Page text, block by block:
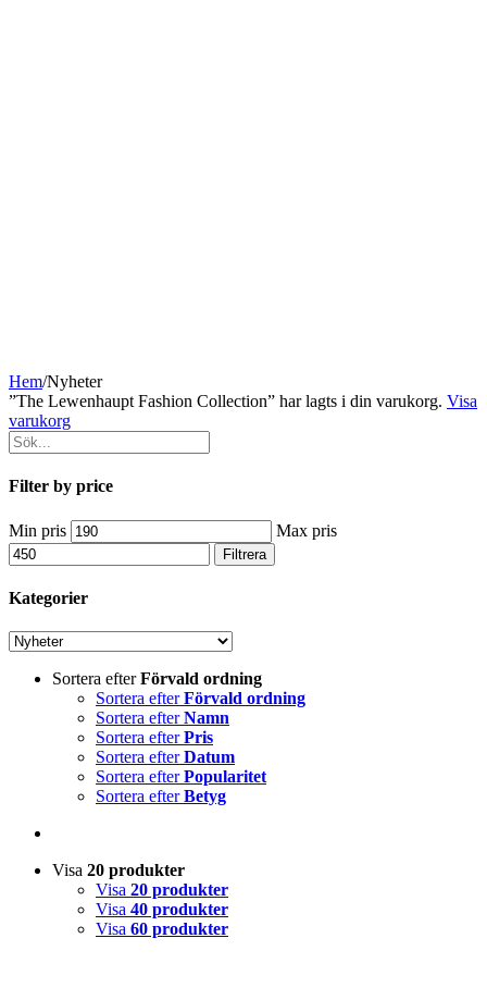
Hem/Nyheter
”The Lewenhaupt Fashion Collection” har lagts i din varukorg. Visa
varukorg
Filter by price
Min pris Max pris
Filtrera
Kategorier
Sortera efterFörvald ordning
Sortera efterFörvald ordning
Sortera efterNamn
Sortera efterPris
Sortera efterDatum
Sortera efterPopularitet
Sortera efterBetyg
Visa 20 produkter
Visa 20 produkter
Visa 40 produkter
Visa 60 produkter